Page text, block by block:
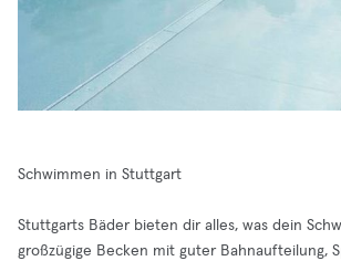
Schwimmen in Stuttgart
Stuttgarts Bäder bieten dir alles, was dein
großzügige Becken mit guter Bahnaufteilung,